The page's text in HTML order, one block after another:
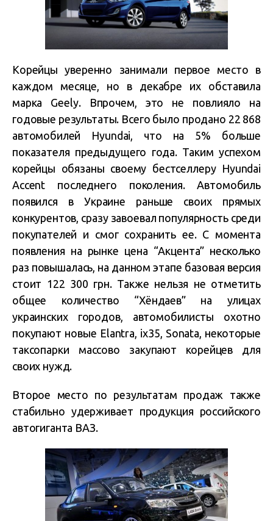
Корейцы уверенно занимали первое место в
каждом месяце, но в декабре их обставила
марка Geely. Впрочем, это не повлияло на
годовые результаты. Всего было продано 22 868
автомобилей Hyundai, что на 5% больше
показателя предыдущего года. Таким успехом
корейцы обязаны своему бестселлеру Hyundai
Accent последнего поколения. Автомобиль
появился в Украине раньше своих прямых
конкурентов, сразу завоевал популярность среди
покупателей и смог сохранить ее. С момента
появления на рынке цена “Акцента” несколько
раз повышалась, на данном этапе базовая версия
стоит 122 300 грн. Также нельзя не отметить
общее количество “Хёндаев” на улицах
украинских городов, автомобилисты охотно
покупают новые Elantra, ix35, Sonata, некоторые
таксопарки массово закупают корейцев для
своих нужд.
Второе место по результатам продаж также
стабильно удерживает продукция российского
автогиганта ВАЗ.